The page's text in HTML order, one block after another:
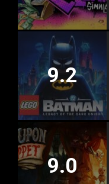
9.2
9.0